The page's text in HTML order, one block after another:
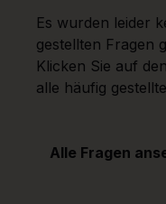
Es wurden leider
gestellten Fragen
Klicken Sie auf
alle häufig
Alle Fragen